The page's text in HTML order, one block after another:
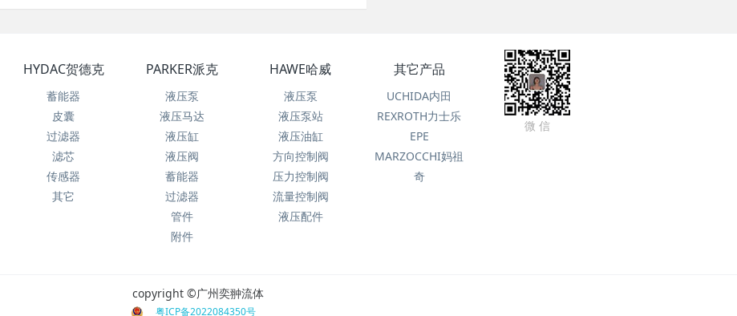
HYDAC贺德克
蓄能器
皮囊
过滤器
滤芯
传感器
其它
PARKER派克
液压泵
液压马达
液压缸
液压阀
蓄能器
过滤器
管件
附件
HAWE哈威
液压泵
液压泵站
液压油缸
方向控制阀
压力控制阀
流量控制阀
液压配件
其它产品
UCHIDA内田
REXROTH力士乐
EPE
MARZOCCHI妈祖
奇
微 信
copyright ©广州奕翀流体
粤ICP备2022084350号